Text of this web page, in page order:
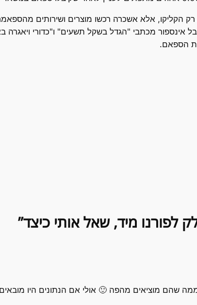
הקליקו, אלא אשכרה רכשו מוצרים ושירותים
מכתבי "הגדל בשקל תשעים" ו"כדורי ויאגרה
הספאם.
שהם מוציאים מהפה 🙂 אולי אם הנתונים היו